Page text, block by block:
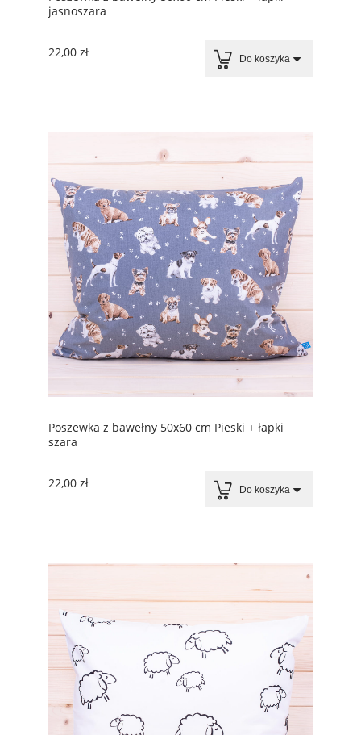
jasnoszara
22,00 zł Do koszyka
Poszewka z bawełny 50x60 cm Pieski + łapki
szara
22,00 zł Do koszyka